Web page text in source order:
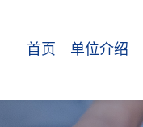
首页 单位介绍